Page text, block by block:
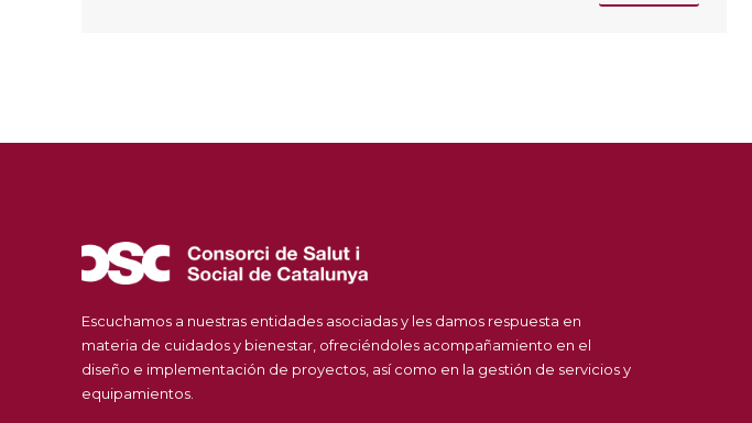
Escuchamos a nuestras entidades asociadas y les damos respuesta en
materia de cuidados y bienestar, ofreciéndoles acompañamiento en el
diseño e implementación de proyectos, así como en la gestión de servicios y
equipamientos.